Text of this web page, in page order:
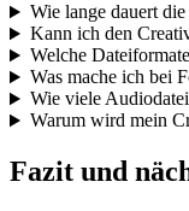
Wie lange dauert
Kann ich den
Welche
Was mache ich bei
Wie viele
Warum wird mein
Fazit und